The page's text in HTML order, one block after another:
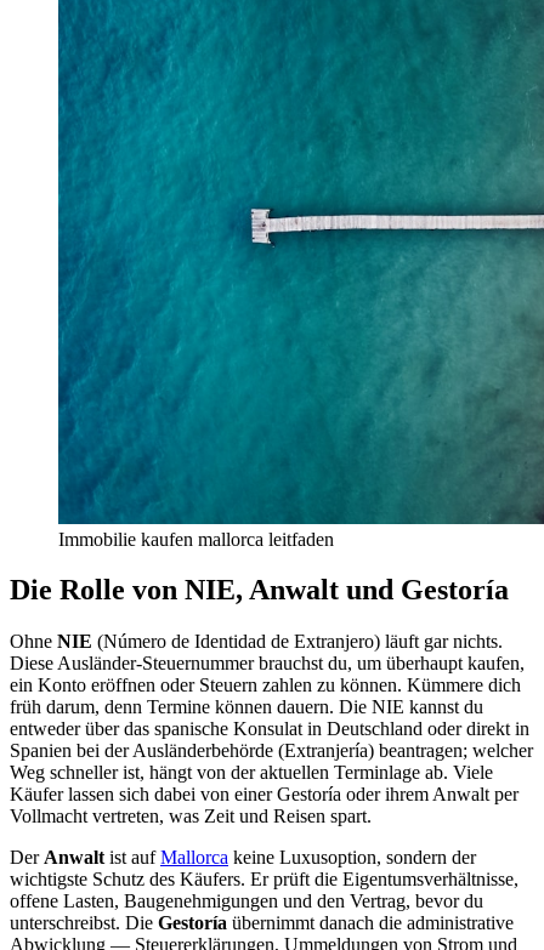
Immobilie kaufen mallorca leitfaden
Die Rolle von NIE, Anwalt und Gestoría
Ohne NIE (Número de Identidad de Extranjero) läuft gar nichts.
Diese Ausländer-Steuernummer brauchst du, um überhaupt kaufen,
ein Konto eröffnen oder Steuern zahlen zu können. Kümmere dich
früh darum, denn Termine können dauern. Die NIE kannst du
entweder über das spanische Konsulat in Deutschland oder direkt in
Spanien bei der Ausländerbehörde (Extranjería) beantragen; welcher
Weg schneller ist, hängt von der aktuellen Terminlage ab. Viele
Käufer lassen sich dabei von einer Gestoría oder ihrem Anwalt per
Vollmacht vertreten, was Zeit und Reisen spart.
Der Anwalt ist aufMallorca keine Luxusoption, sondern der
wichtigste Schutz des Käufers. Er prüft die Eigentumsverhältnisse,
offene Lasten, Baugenehmigungen und den Vertrag, bevor du
unterschreibst. Die Gestoría übernimmt danach die administrative
Abwicklung — Steuererklärungen, Ummeldungen von Strom und